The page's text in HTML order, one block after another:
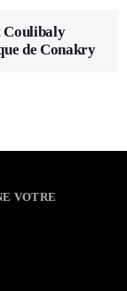
Coulibaly
de Conakry
VOTRE